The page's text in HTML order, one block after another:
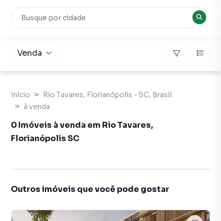
Venda
Início
Rio Tavares, Florianópolis - SC, Brasil
à venda
0 Imóveis à venda em Rio Tavares,
Florianópolis SC
Outros imóveis que você pode gostar